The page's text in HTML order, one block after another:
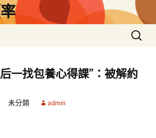
搜
尋
鍵
字:
一找包養心得課”：被解約
未分類 admin